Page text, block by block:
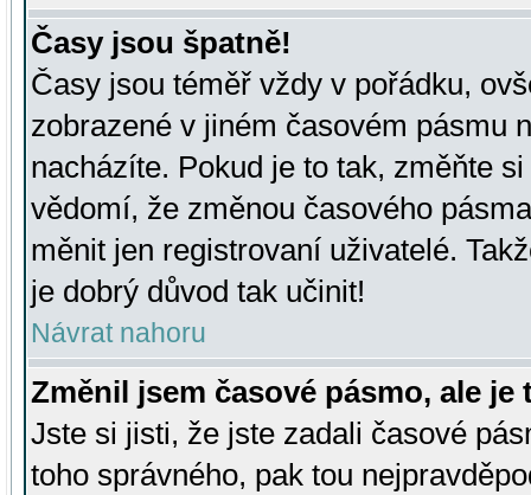
Časy jsou špatně!
Časy jsou téměř vždy v pořádku,
zobrazené v jiném časovém pásmu
nacházíte. Pokud je to tak, změňte
vědomí, že změnou časového
měnit jen registrovaní uživatelé.
je dobrý důvod tak učinit!
Návrat nahoru
Změnil jsem časové pásmo, ale je
Jste si jisti, že jste zadali časové
toho správného, pak tou